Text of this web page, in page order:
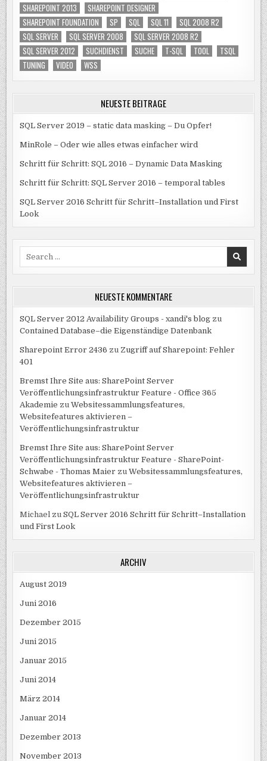
SHAREPOINT 2013
SHAREPOINT DESIGNER
SHAREPOINT FOUNDATION
SP SQL SQL 11
SQL 2008 R2
SQL SERVER
SQL SERVER 2008
SQL SERVER 2008 R2
SQL SERVER 2012
SUCHDIENST SUCHE T-SQL TOOL
TSQL
TUNING
VIDEO WSS
NEUESTE BEITRÄGE
SQL Server 2019 – static data masking – Du Opfer!
MinRole – Oder wie alles etwas einfacher wird
Schritt für Schritt: SQL 2016 – Dynamic Data Masking
Schritt für Schritt: SQL Server 2016 – temporal tables
SQL Server 2016 Schritt für Schritt–Installation und First
Look
NEUESTE KOMMENTARE
SQL Server 2012 Availability Groups - xandi's blog zu
Contained Database–die Eigenständige Datenbank
Sharepoint Error 2436 zu Zugriff auf Sharepoint: Fehler
401
Bremst Ihre Site aus: SharePoint Server
Veröffentlichungsinfrastruktur Feature - Office 365
Akademie zuWebsitessammlungsfeatures,
Websitefeatures aktivieren –
Veröffentlichungsinfrastruktur
Bremst Ihre Site aus: SharePoint Server
Veröffentlichungsinfrastruktur Feature - SharePoint-
Schwabe - Thomas Maier zuWebsitessammlungsfeatures,
Websitefeatures aktivieren –
Veröffentlichungsinfrastruktur
Michael zuSQL Server 2016 Schritt für Schritt–Installation
und First Look
ARCHIV
August 2019
Juni 2016
Dezember 2015
Juni 2015
Januar 2015
Juni 2014
März 2014
Januar 2014
Dezember 2013
November 2013